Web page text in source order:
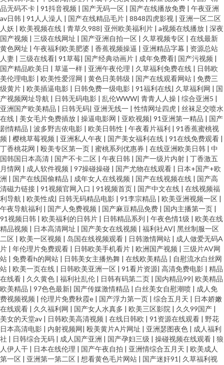
品无码不卡 | 91抖音视频 | 国产无码一区 | 国产在线播放免费 | 午夜亚洲
av日韩 | 91人人澡人 | 国产在线精品毛片 | 8848四虎影视 | 亚洲一区二区
人妖 | 欧美视频在线 | 青草久988| 亚州欧美福利片 | a视频在线播放 | 深夜
国产视频 | 三级在线网址 | 国产亚洲自拍一区 | 久草视频专区 | 在线最新
黄色网址 | 午夜福利欧美肥婆 | 香蕉视频操逼 | 亚洲精品字幕 | 资源总站
人妻 | 三级在线看| 91草莓| 国产经典动画片 | 成年免费看| 国产污视频 |
国产精品欧美日 | 草逼一样 | 亚洲午夜伦理 | 久草福利免费在线 | 日韩欧
美伦理电影 | 欧美性爱淫网 | 黄色日美韩级 | 国产在线观看网站 | 免费三
级黄片 | 欧美插逼电影 | 日韩免费一级电影 | 91福利在线| 久草福利网 | 国
产视频网址导航 | 日韩无码电影 | 乱伦WWW| 青青人人操 | 综合亚洲5 |
亚洲国产欧美精品 | 日韩无码| 亚洲无线一 |性情网址四虎 | 丝袜足交喷水
在线 | 美女毛片免费插放 | 操逼电影网 | 亚欧视频| 91亚洲第一精品 | 国产
剧情精品 | 波多野吉依电影 | 欧美日韩性 | 午夜看片福利 | 91香蕉蜜桃视
频 | 樱桃草莓视频 | 亚洲私人午夜 | 国产美女福利在线 | 91在线免费观看 |
丁香桃花网 | 殴美专区第一页 | 蜜桃系列优惠券 | 在线亚洲欧美日韩 | 中
国韩国日本高清 | 国产不卡二区 | 午夜日韩 | 国产一级片内射 | 丁香激五
月情网 | 成人软件视频 | 97操碰操碰 | 国产尤物在线观看 | 日本+国产+欧
洲 | 国产在线国偷精品 | 成年女人在线视频 | 国产在线视频在线 | 国产高
清磁力链接 | 91视频官网入口 | 91视频首页 | 国产中文在线 | 在线视频福
利导航 | 欧美性成| 日韩无码精品电影 | 91李宗精品 | 欧美亚洲视频一区 |
午夜导航福利 | 国产人免费视频 | 国产麻豆精品免费 | 国内主播第一页 |
91视频日韩 | 欧美福利的日韩片 | 日韩精品系列 | 午夜色情1级 | 欧美在线
精品视频 | 日本高清网址 | 国产美女在线视频 | 福利社AV| 黑丝制服一区
二区 | 欧美一区视频 | 岛国在线视频观看 | 日韩激情网站 | 成人做爱无码A
片 | 年伦理片免费观看 | 日韩欧美手机看片 | 欧洲国产视频 | 三级片AV网
站 | 免费看h的网站 | 日韩美女主播热舞 | 在线欧美精品 | 自慰流水白丝网
站 | 欧美一页在线 | 日韩欧美亚洲一区 | 91看片资源| 高清免费电影 | 精品
在线看 | 久久黄色 | 福利社乱伦 | 日韩有码第二页 | 国内精品99| 欧美精品
欧美精品 | 97色色最新| 国产传媒激情精品 | 白丝美女自慰潮喷 | 成人免
费视频视频 | 伦理片免费秋霞e | 国产浮力第一页 | 综合五月天 | 日本娇嫩
在线观看 | 久久福利网 | 国产女人水真多 | 欧美三区影院 | 久久99国产 |
美女的天堂av | 日韩欧美高清视频 | 在线日韩欧 | 91资源在线观看 | 野花
日本高清电影 | 内射视频网| 殴美黄片A片网址 | 亚洲瑟图夜色 | 成人福利
社 | 日韩综合无码 | 成人国产亚洲 | 国产孕妇三级 | 操碰视频在线观看 | 狼
人伊人干 | 日本在线伦理 | 国产午夜自拍 | 亚洲情综合五月天 | 欧美成人
第一区 | 亚洲第一第二区 | 想看黄色毛片网站 | 国产迷奸91 | 久草福利视